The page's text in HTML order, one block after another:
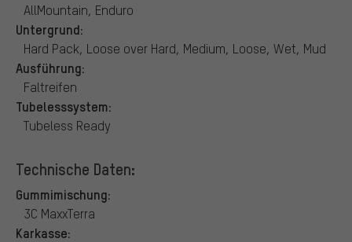
AllMountain, Enduro
Untergrund:
Hard Pack, Loose over Hard, Medium, Loose, Wet, Mud
Ausführung:
Faltreifen
Tubelesssystem:
Tubeless Ready
Technische Daten:
Gummimischung:
3C MaxxTerra
Karkasse: